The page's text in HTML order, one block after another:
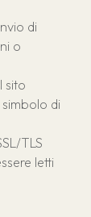
di
o
sito
di
TLS
letti